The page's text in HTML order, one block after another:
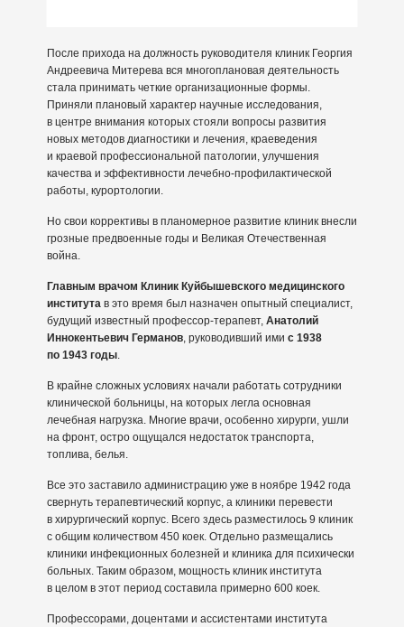
После прихода на должность руководителя клиник Георгия
Андреевича Митерева вся многоплановая деятельность
стала принимать четкие организационные формы.
Приняли плановый характер научные исследования,
в центре внимания которых стояли вопросы развития
новых методов диагностики и лечения, краеведения
и краевой профессиональной патологии, улучшения
качества и эффективности лечебно-профилактической
работы, курортологии.
Но свои коррективы в планомерное развитие клиник внесли
грозные предвоенные годы и Великая Отечественная
война.
Главным врачом Клиник Куйбышевского медицинского
институтав это время был назначен опытный специалист,
будущий известный профессор-терапевт, Анатолий
Иннокентьевич Германов, руководивший ими с 1938
по 1943 годы.
В крайне сложных условиях начали работать сотрудники
клинической больницы, на которых легла основная
лечебная нагрузка. Многие врачи, особенно хирурги, ушли
на фронт, остро ощущался недостаток транспорта,
топлива, белья.
Все это заставило администрацию уже в ноябре 1942 года
свернуть терапевтический корпус, а клиники перевести
в хирургический корпус. Всего здесь разместилось 9 клиник
с общим количеством 450 коек. Отдельно размещались
клиники инфекционных болезней и клиника для психически
больных. Таким образом, мощность клиник института
в целом в этот период составила примерно 600 коек.
Профессорами, доцентами и ассистентами института